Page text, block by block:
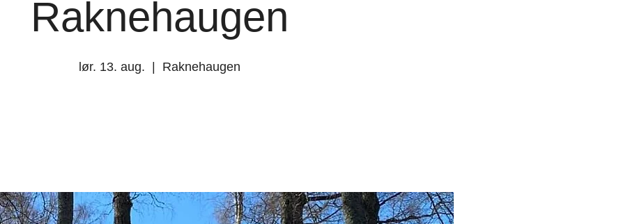
Raknehaugen
lør. 13. aug. Raknehaugen